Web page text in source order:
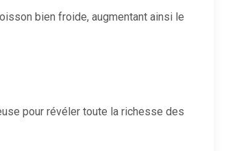
bien froide, augmentant ainsi le
pour révéler toute la richesse des